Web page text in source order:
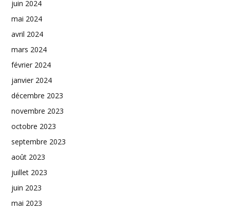
juin 2024
mai 2024
avril 2024
mars 2024
février 2024
janvier 2024
décembre 2023
novembre 2023
octobre 2023
septembre 2023
août 2023
juillet 2023
juin 2023
mai 2023